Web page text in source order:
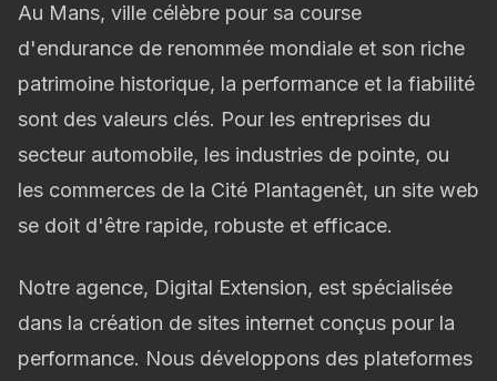
Au Mans, ville célèbre pour sa course
d'endurance de renommée mondiale et son riche
patrimoine historique, la performance et la fiabilité
sont des valeurs clés. Pour les entreprises du
secteur automobile, les industries de pointe, ou
les commerces de la Cité Plantagenêt, un site web
se doit d'être rapide, robuste et efficace.
Notre agence, Digital Extension, est spécialisée
dans la création de sites internet conçus pour la
performance. Nous développons des plateformes